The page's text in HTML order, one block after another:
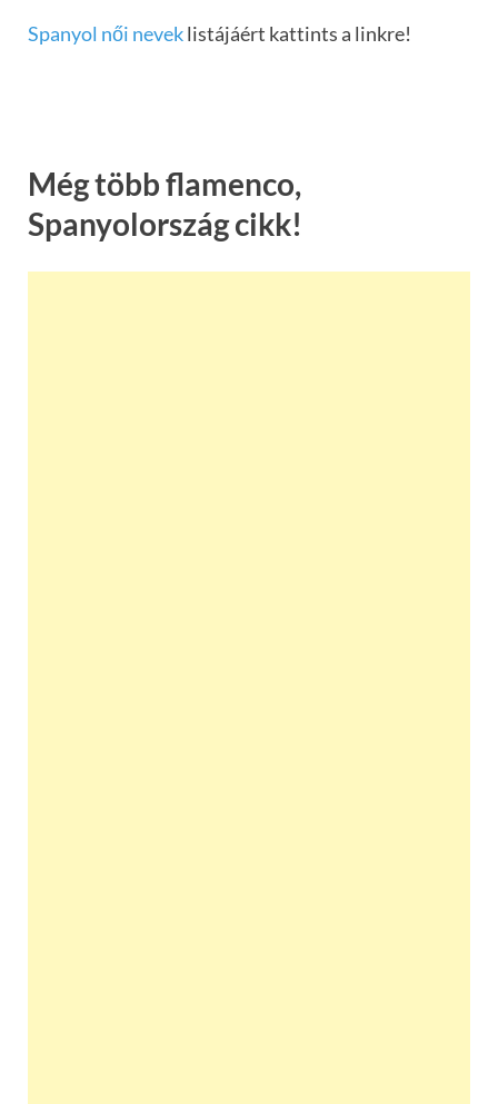
Spanyol női neveklistájáért kattints a linkre!
Még több flamenco,
Spanyolország cikk!